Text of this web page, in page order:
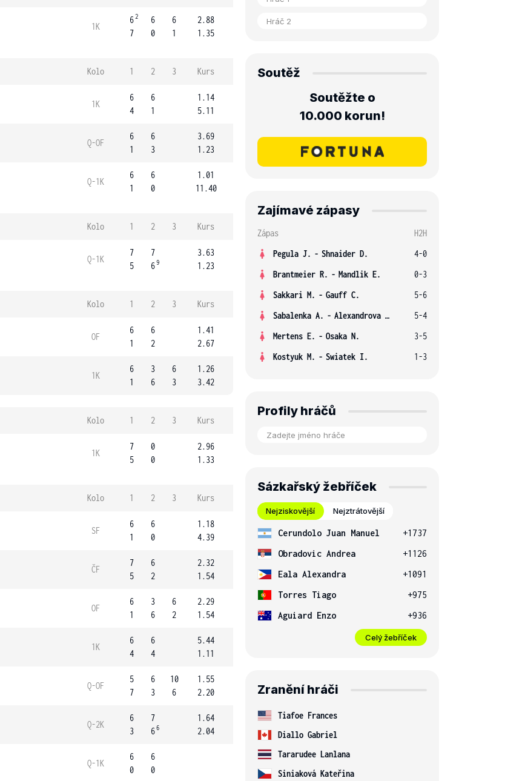
1K
62
7
6
0
6
1
2.88
1.35
Kolo 1 2 3 Kurs
1K
6
4
6
1
1.14
5.11
Q-OF
6
1
6
3
3.69
1.23
Q-1K
6
1
6
0
1.01
11.40
Kolo 1 2 3 Kurs
Q-1K
7
5
7
69
3.63
1.23
Kolo 1 2 3 Kurs
OF
6
1
6
2
1.41
2.67
1K
6
1
3
6
6
3
1.26
3.42
Kolo 1 2 3 Kurs
1K
7
5
0
0
2.96
1.33
Kolo 1 2 3 Kurs
SF
6
1
6
0
1.18
4.39
ČF
7
5
6
2
2.32
1.54
OF
6
1
3
6
6
2
2.29
1.54
1K
6
4
6
4
5.44
1.11
Q-OF
5
7
6
3
10
6
1.55
2.20
Q-2K
6
3
7
66
1.64
2.04
Q-1K
6
0
6
0
Soutěž
Soutěžte o
10.000 korun!
Zajímavé zápasy
Zápas
H2H
Pegula J. - Shnaider D.
4-0
Brantmeier R. - Mandlik E.
0-3
Sakkari M. - Gauff C.
5-6
Sabalenka A. - Alexandrova E.
5-4
Mertens E. - Osaka N.
3-5
Kostyuk M. - Swiatek I. 1-3
Profily hráčů
Sázkařský žebříček
Nejziskovější Nejztrátovější
Cerundolo Juan Manuel
+1737
Obradovic Andrea
+1126
Eala Alexandra
+1091
Torres Tiago
+975
Aguiard Enzo
+936
Celý žebříček
Zranění hráči
Tiafoe Frances
Diallo Gabriel
Tararudee Lanlana
Siniaková Kateřina